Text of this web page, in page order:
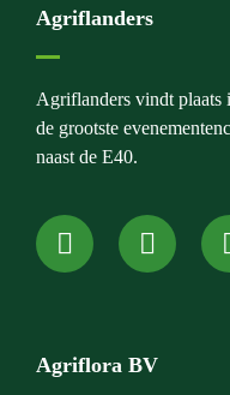
Agriflanders
Agriflanders vindt plaats
de grootste
naast de E40.
Agriflora BV